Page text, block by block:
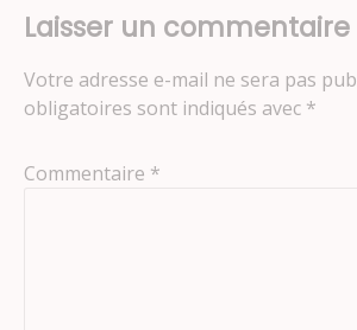
Laisser un commentaire
Votre adresse e-mail ne sera pas
obligatoires sont indiqués avec *
Commentaire *